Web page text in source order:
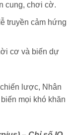
cung, chơi cờ.
truyền cảm hứng
cơ và biến dự
lược, Nhân
mọi khó khăn